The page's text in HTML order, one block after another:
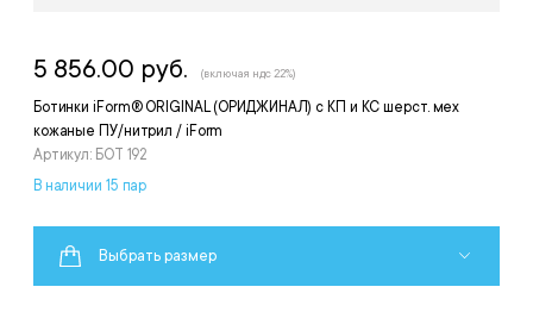
Ботинки iForm® ORIGINAL (ОРИДЖИНАЛ) с КП и КС шерст. мех
кожаные ПУ/нитрил / iForm
Артикул: БОТ 192
5 856.00 руб. (включая ндс 22%)
В наличии 15 пар
Выбрать размер